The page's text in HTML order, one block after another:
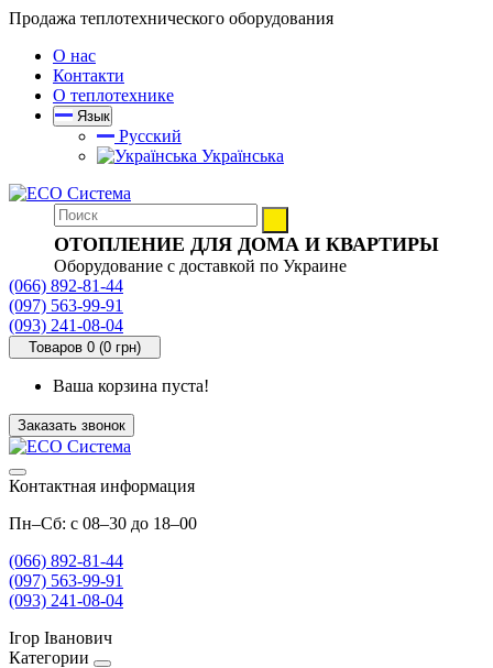
Продажа теплотехнического оборудования
О нас
Контакти
О теплотехнике
Язык
Русский
Українська
ОТОПЛЕНИЕ ДЛЯ ДОМА И КВАРТИРЫ
Оборудование с доставкой по Украине
(066) 892-81-44
(097) 563-99-91
(093) 241-08-04
Товаров 0 (0 грн)
Ваша корзина пуста!
Заказать звонок
Контактная информация
Пн–Сб: с 08–30 до 18–00
(066) 892-81-44
(097) 563-99-91
(093) 241-08-04
Ігор Іванович
Категории